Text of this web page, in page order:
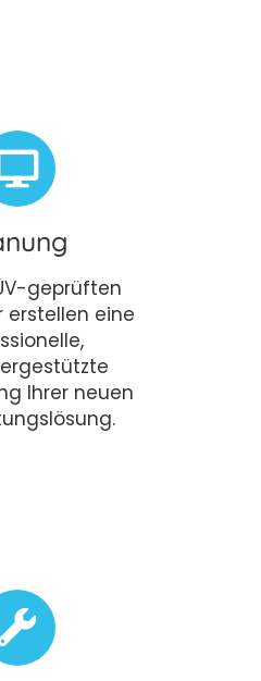
geprüften
erstellen eine
Ihrer neuen